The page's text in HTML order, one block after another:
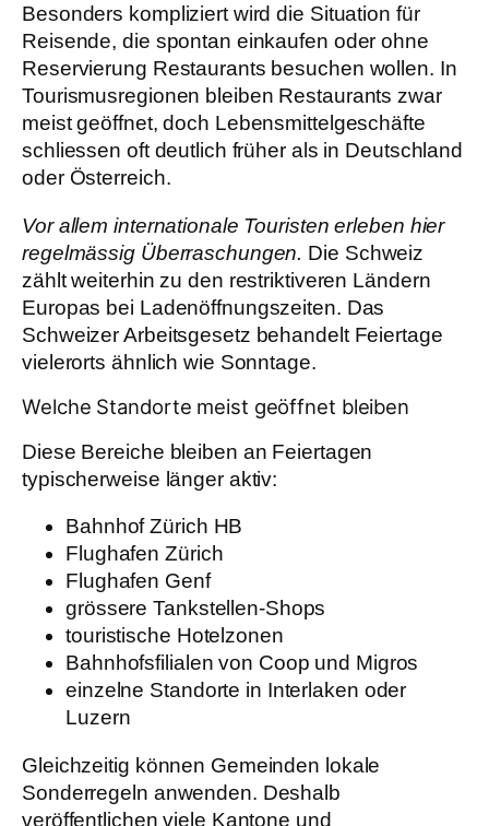
Besonders kompliziert wird die Situation für
Reisende, die spontan einkaufen oder ohne
Reservierung Restaurants besuchen wollen. In
Tourismusregionen bleiben Restaurants zwar
meist geöffnet, doch Lebensmittelgeschäfte
schliessen oft deutlich früher als in Deutschland
oder Österreich.
Vor allem internationale Touristen erleben hier
regelmässig Überraschungen. Die Schweiz
zählt weiterhin zu den restriktiveren Ländern
Europas bei Ladenöffnungszeiten. Das
Schweizer Arbeitsgesetz behandelt Feiertage
vielerorts ähnlich wie Sonntage.
Welche Standorte meist geöffnet bleiben
Diese Bereiche bleiben an Feiertagen
typischerweise länger aktiv:
Bahnhof Zürich HB
Flughafen Zürich
Flughafen Genf
grössere Tankstellen-Shops
touristische Hotelzonen
Bahnhofsfilialen von Coop und Migros
einzelne Standorte in Interlaken oder
Luzern
Gleichzeitig können Gemeinden lokale
Sonderregeln anwenden. Deshalb
veröffentlichen viele Kantone und